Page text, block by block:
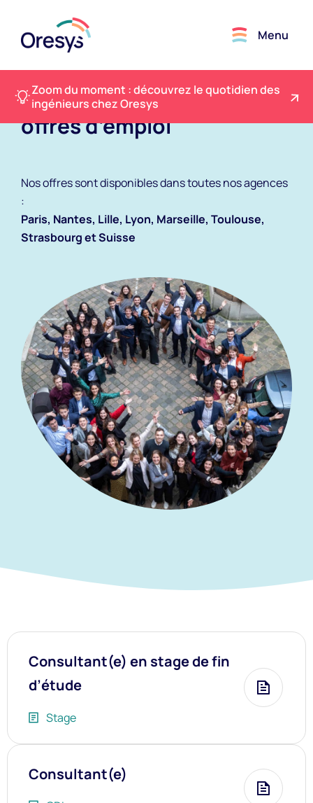
Menu
Zoom du moment : découvrez le quotidien des
ingénieurs chez Oresys
Découvrez toutes nos
offres d’emploi
Nos offres sont disponibles dans toutes nos agences
:
Paris, Nantes, Lille, Lyon, Marseille, Toulouse,
Strasbourg et Suisse
Consultant(e) en stage de fin
d’étude
Stage
Plus
Consultant(e)
Plus